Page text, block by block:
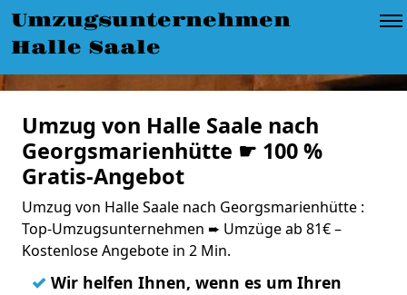
Umzugsunternehmen
Halle Saale
Umzug von Halle Saale nach
Georgsmarienhütte ☛ 100 %
Gratis-Angebot
Umzug von Halle Saale nach Georgsmarienhütte :
Top-Umzugsunternehmen ➨ Umzüge ab 81€ –
Kostenlose Angebote in 2 Min.
✓ Wir helfen Ihnen, wenn es um Ihren